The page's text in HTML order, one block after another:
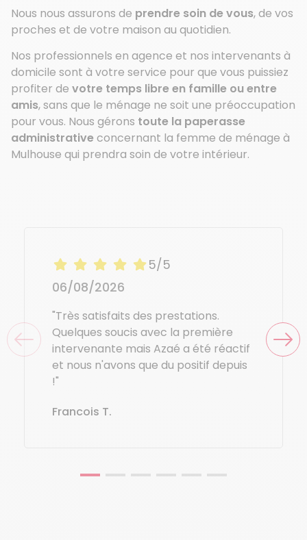
Nous nous assurons de prendre soin de vous, de vos
proches et de votre maison au quotidien.
Nos professionnels en agence et nos intervenants à
domicile sont à votre service pour que vous puissiez
profiter de votre temps libre en famille ou entre
amis, sans que le ménage ne soit une préoccupation
pour vous. Nous gérons toute la paperasse
administrative concernant la femme de ménage à
Mulhouse qui prendra soin de votre intérieur.
5/5
06/08/2026
"Très satisfaits des prestations.
Quelques soucis avec la première
intervenante mais Azaé a été réactif
et nous n'avons que du positif depuis
!"
Francois T.